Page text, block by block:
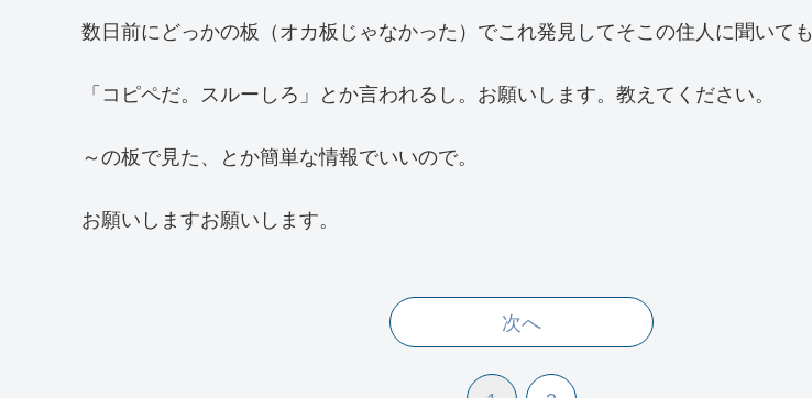
数日前にどっかの板（オカ板じゃなかった）でこれ発見してそこの住人に聞いても
「コピペだ。スルーしろ」とか言われるし。お願いします。教えてください。
～の板で見た、とか簡単な情報でいいので。
お願いしますお願いします。
次へ